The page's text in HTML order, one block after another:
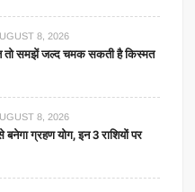
8, 2026
समझें जल्द चमक सकती है किस्मत
8, 2026
ग्रहण योग, इन 3 राशियों पर